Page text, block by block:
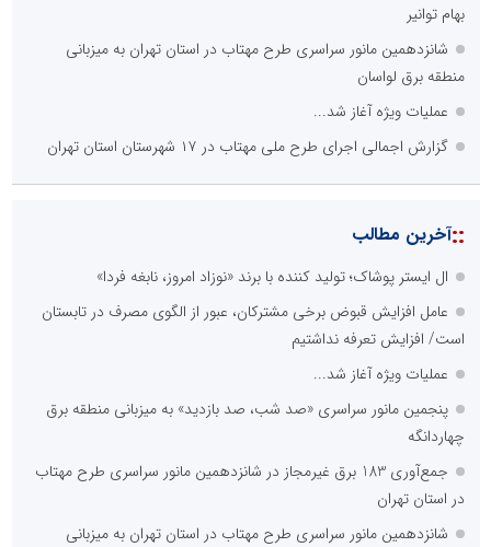
بهام توانیر
شانزدهمین مانور سراسری طرح مهتاب در استان تهران به میزبانی
منطقه برق لواسان
عملیات ویژه آغاز شد...
گزارش اجمالی اجرای طرح ملی مهتاب در ۱۷ شهرستان استان تهران
::آخرین مطالب
ال ایستر پوشاک؛ تولید کننده با برند «نوزاد امروز، نابغه فردا»
عامل افزایش قبوض برخی مشترکان، عبور از الگوی مصرف در تابستان
است/ افزایش تعرفه نداشتیم
عملیات ویژه آغاز شد...
پنجمین مانور سراسری «صد شب، صد بازدید» به میزبانی منطقه برق
چهاردانگه
جمع‌آوری 183 برق غیرمجاز در شانزدهمین مانور سراسری طرح مهتاب
در استان تهران
شانزدهمین مانور سراسری طرح مهتاب در استان تهران به میزبانی